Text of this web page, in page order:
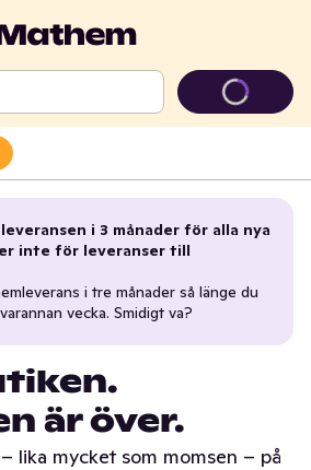
i 3 månader för alla nya
inte för leveranser till
i tre månader så länge du
vecka. Smidigt va?
är över.
lika mycket som momsen – på